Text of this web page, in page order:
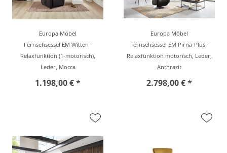
Europa Möbel
Fernsehsessel EM Witten -
Relaxfunktion (1-motorisch),
Leder, Mocca
1.198,00 € *
Europa Möbel
Fernsehsessel EM Pirna-Plus -
Relaxfunktion motorisch, Leder,
Anthrazit
2.798,00 € *